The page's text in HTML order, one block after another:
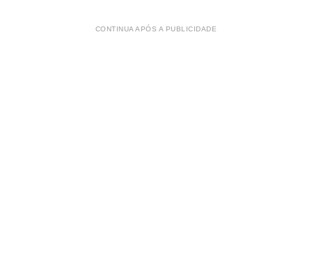
CONTINUA APÓS A PUBLICIDADE